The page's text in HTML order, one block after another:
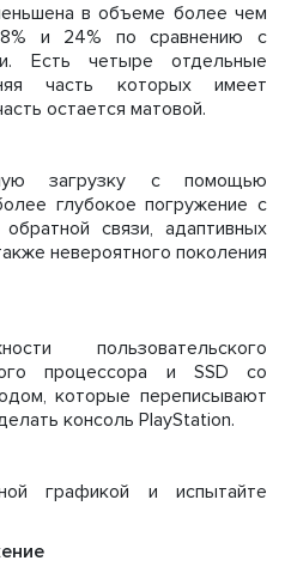
в объеме более чем
и 24% по сравнению с
Есть четыре отдельные
часть которых имеет
остается матовой.
загрузку с помощью
глубокое погружение с
связи, адаптивных
невероятного поколения
пользовательского
процессора и SSD со
которые переписывают
консоль PlayStation.
графикой и испытайте